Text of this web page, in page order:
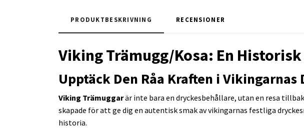
PRODUKTBESKRIVNING RECENSIONER
Viking Trämugg/Kosa: En
Upptäck Den Råa Kraften i
Viking Trämuggarär inte bara en dryckesbehållare, utan en resa
skapade för att ge dig en autentisk smak av vikingarnas festliga
historia.